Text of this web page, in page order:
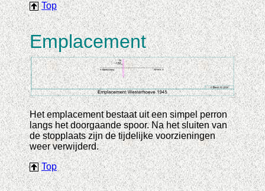
Top
Emplacement
Het emplacement bestaat uit een simpel perron
langs het doorgaande spoor. Na het sluiten van
de stopplaats zijn de tijdelijke voorzieningen
weer verwijderd.
Top